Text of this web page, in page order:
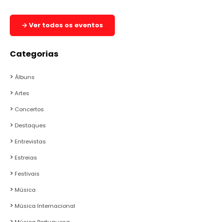
→ Ver todos os eventos
Categorias
Álbuns
Artes
Concertos
Destaques
Entrevistas
Estreias
Festivais
Música
Música Internacional